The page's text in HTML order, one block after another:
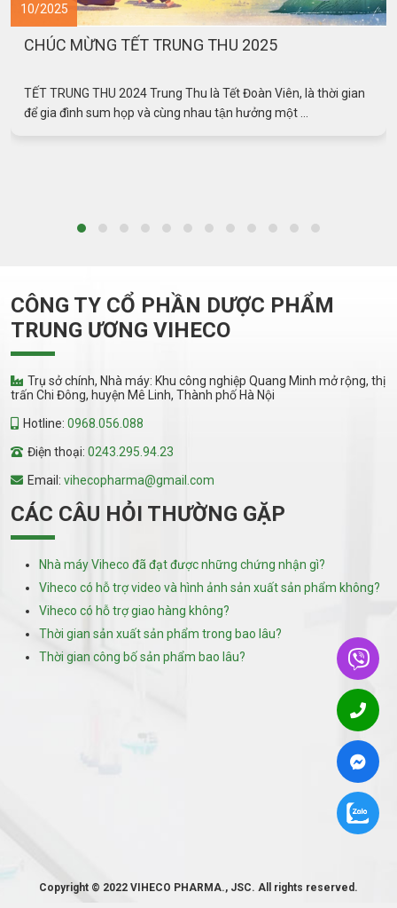
09/2025
VIHECO THƯỜNG XUYÊN CẬP NHẬT XU THẾ
VIHECO THƯỜNG XUYÊN CẬP NHẬT XU THẾ SẢN XUẤT
TPBVSK MỚI NHẤT Viheco luôn hướng đến mục tiêu phát triển
CÔNG TY CỔ PHẦN DƯỢC PHẨM
TRUNG ƯƠNG VIHECO
Trụ sở chính, Nhà máy: Khu công nghiệp Quang Minh mở rộng, thị
trấn Chi Đông, huyện Mê Linh, Thành phố Hà Nội
Hotline: 0968.056.088
Điện thoại: 0243.295.94.23
Email: vihecopharma@gmail.com
CÁC CÂU HỎI THƯỜNG GẶP
Nhà máy Viheco đã đạt được những chứng nhận gì?
Viheco có hỗ trợ video và hình ảnh sản xuất sản phẩm không?
Viheco có hỗ trợ giao hàng không?
Thời gian sản xuất sản phẩm trong bao lâu?
Thời gian công bố sản phẩm bao lâu?
Copyright © 2022 VIHECO PHARMA., JSC. All rights reserved.